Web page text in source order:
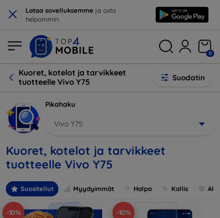
× Lataa sovelluksemme ja osta
helpommin.
0
Kuoret, kotelot ja tarvikkeet
tuotteelle Vivo Y75
Suodatin
Pikahaku
Vivo Y75
Kuoret, kotelot ja tarvikkeet
tuotteelle Vivo Y75
Suositellut Myydyimmät Halpa Kallis
-10% -10%